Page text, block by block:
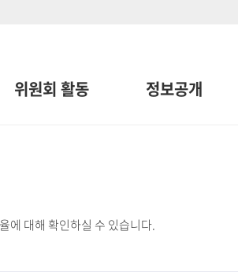
위원회 활동 정보공개
에 대해 확인하실 수 있습니다.